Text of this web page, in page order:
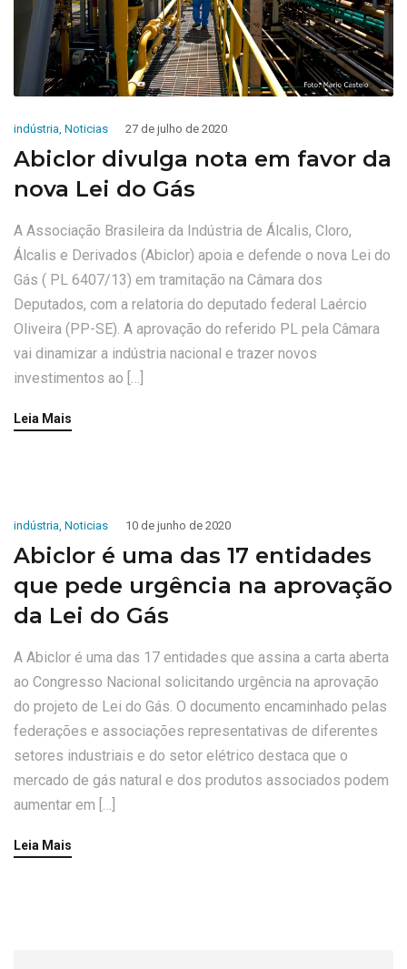
indústria Noticias 27 de julho de 2020
Abiclor divulga nota em favor da
nova Lei do Gás
A Associação Brasileira da Indústria de Álcalis, Cloro,
Álcalis e Derivados (Abiclor) apoia e defende o nova Lei do
Gás ( PL 6407/13) em tramitação na Câmara dos
Deputados, com a relatoria do deputado federal Laércio
Oliveira (PP-SE). A aprovação do referido PL pela Câmara
vai dinamizar a indústria nacional e trazer novos
investimentos ao […]
Leia Mais
indústria Noticias 10 de junho de 2020
Abiclor é uma das 17 entidades
que pede urgência na aprovação
da Lei do Gás
A Abiclor é uma das 17 entidades que assina a carta aberta
ao Congresso Nacional solicitando urgência na aprovação
do projeto de Lei do Gás. O documento encaminhado pelas
federações e associações representativas de diferentes
setores industriais e do setor elétrico destaca que o
mercado de gás natural e dos produtos associados podem
aumentar em […]
Leia Mais